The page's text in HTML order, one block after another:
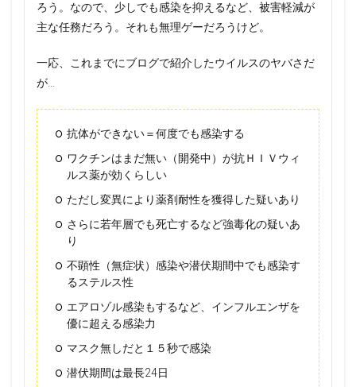
ろう。なので、少しでも感染を抑えるなど、被害軽減が
主な任務だろう。それも無理ゲーだろうけど。
一応、これまでにブログで紹介したウイルスのヤバさだ
が…
抗体ができない＝何度でも感染する
ワクチンはまだ無い（開発中）が抗ＨＩＶウィ
ルス薬が効くらしい
ただし変異により薬剤耐性を獲得した疑いあり
さらに若年層でも死亡するなど強毒化の疑いあ
り
不顕性（無症状）感染や潜伏期間中でも感染す
るステルス性
エアロゾル感染もするなど、インフルエンザを
優に超える感染力
マスク無しだと１５秒で感染
潜伏期間は最長24日